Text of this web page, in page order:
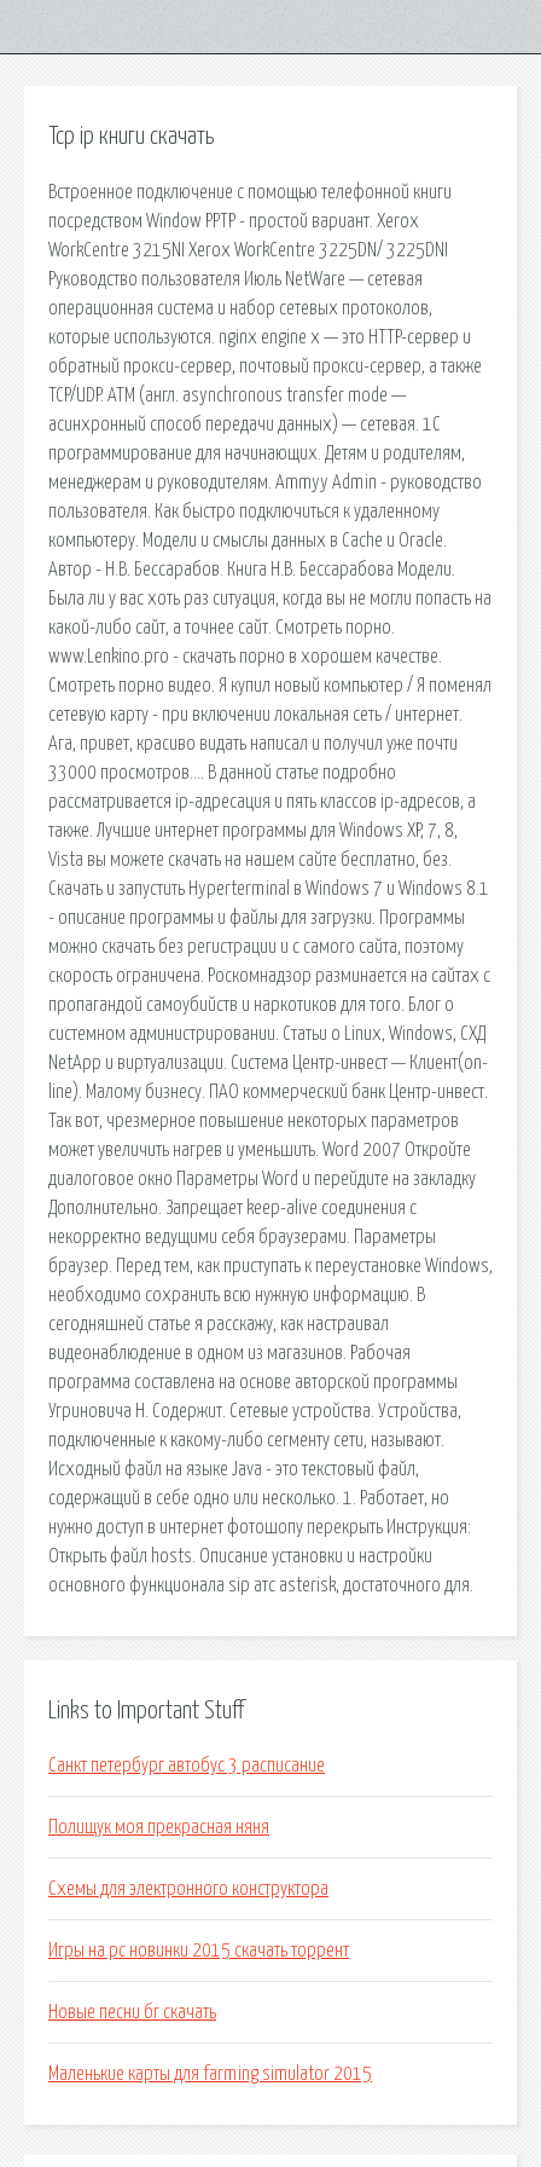
Tcp ip книги скачать
Встроенное подключение с помощью телефонной книги
посредством Window PPTP - простой вариант. Xerox
WorkCentre 3215NI Xerox WorkCentre 3225DN/ 3225DNI
Руководство пользователя Июль NetWare — сетевая
операционная система и набор сетевых протоколов,
которые используются. nginx engine x — это HTTP-сервер и
обратный прокси-сервер, почтовый прокси-сервер, а также
TCP/UDP. ATM (англ. asynchronous transfer mode —
асинхронный способ передачи данных) — сетевая. 1С
программирование для начинающих. Детям и родителям,
менеджерам и руководителям. Ammyy Admin - руководство
пользователя. Как быстро подключиться к удаленному
компьютеру. Модели и смыслы данных в Cache и Oracle.
Автор - Н.В. Бессарабов. Книга Н.В. Бессарабова Модели.
Была ли у вас хоть раз ситуация, когда вы не могли попасть на
какой-либо сайт, а точнее сайт. Смотреть порно.
www.Lenkino.pro - скачать порно в хорошем качестве.
Смотреть порно видео. Я купил новый компьютер / Я поменял
сетевую карту - при включении локальная сеть / интернет.
Ага, привет, красиво видать написал и получил уже почти
33000 просмотров…. В данной статье подробно
рассматривается ip-адресация и пять классов ip-адресов, а
также. Лучшие интернет программы для Windows XP, 7, 8,
Vista вы можете скачать на нашем сайте бесплатно, без.
Скачать и запустить Hyperterminal в Windows 7 и Windows 8.1
- описание программы и файлы для загрузки. Программы
можно скачать без регистрации и с самого сайта, поэтому
скорость ограничена. Роскомнадзор разминается на сайтах с
пропагандой самоубийств и наркотиков для того. Блог о
системном администрировании. Статьи о Linux, Windows, СХД
NetApp и виртуализации. Система Центр-инвест — Клиент(on-
line). Малому бизнесу. ПАО коммерческий банк Центр-инвест.
Так вот, чрезмерное повышение некоторых параметров
может увеличить нагрев и уменьшить. Word 2007 Откройте
диалоговое окно Параметры Word и перейдите на закладку
Дополнительно. Запрещает keep-alive соединения с
некорректно ведущими себя браузерами. Параметры
браузер. Перед тем, как приступать к переустановке Windows,
необходимо сохранить всю нужную информацию. В
сегодняшней статье я расскажу, как настраивал
видеонаблюдение в одном из магазинов. Рабочая
программа составлена на основе авторской программы
Угриновича Н. Содержит. Сетевые устройства. Устройства,
подключенные к какому-либо сегменту сети, называют.
Исходный файл на языке Java - это текстовый файл,
содержащий в себе одно или несколько. 1. Работает, но
нужно доступ в интернет фотошопу перекрыть Инструкция:
Открыть файл hosts. Описание установки и настройки
основного функционала sip атс asterisk, достаточного для.
Links to Important Stuff
Санкт петербург автобус 3 расписание
Полищук моя прекрасная няня
Схемы для электронного конструктора
Игры на pc новинки 2015 скачать торрент
Новые песни бг скачать
Маленькие карты для farming simulator 2015